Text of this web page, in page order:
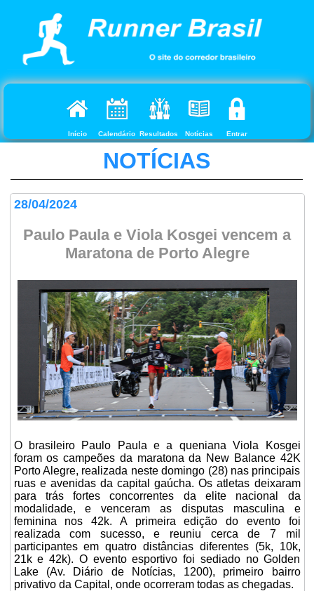
Início Calendário Resultados Notícias Entrar
NOTÍCIAS
28/04/2024
Paulo Paula e Viola Kosgei vencem a
Maratona de Porto Alegre
O brasileiro Paulo Paula e a queniana Viola Kosgei
foram os campeões da maratona da New Balance 42K
Porto Alegre, realizada neste domingo (28) nas principais
ruas e avenidas da capital gaúcha. Os atletas deixaram
para trás fortes concorrentes da elite nacional da
modalidade, e venceram as disputas masculina e
feminina nos 42k. A primeira edição do evento foi
realizada com sucesso, e reuniu cerca de 7 mil
participantes em quatro distâncias diferentes (5k, 10k,
21k e 42k). O evento esportivo foi sediado no Golden
Lake (Av. Diário de Notícias, 1200), primeiro bairro
privativo da Capital, onde ocorreram todas as chegadas.